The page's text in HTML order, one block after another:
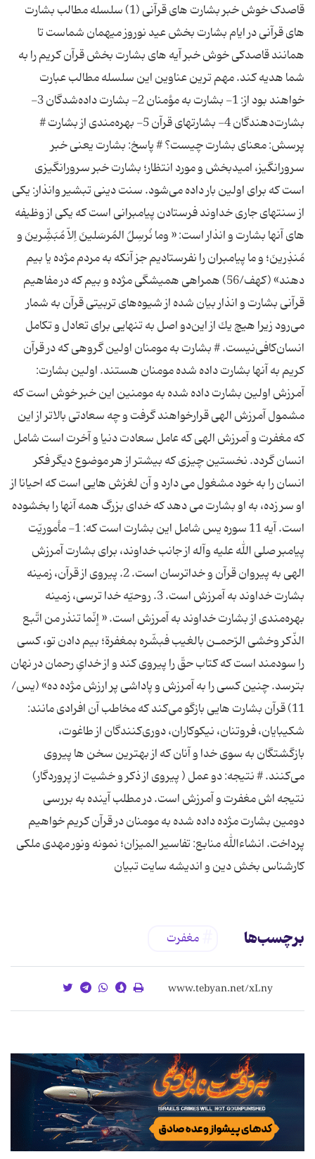
قاصدک خوش خبر بشارت های قرآنی (1) سلسله مطالب بشارت
های قرآنی در ایام بشارت بخش عید نوروز میهمان شماست تا
همانند قاصدکی خوش خبر آیه های بشارت بخش قرآن کریم را به
شما هدیه کند. مهم ترین عناوین این سلسله مطالب عبارت
خواهند بود از: 1- بشارت به مؤمنان 2- بشارت داده‌شدگان 3-
بشارت‌دهندگان 4- بشارتهاى قرآن 5- بهره‌مندى از بشارت #
پرسش: معنای بشارت چیست؟ # پاسخ: بشارت یعنی خبر
سرورانگیز، امیدبخش و مورد انتظار؛ بشارت خبر سرورانگیزى
است كه براى اولین بار داده مى‌شود. سنت دینى تبشیر وانذار: یكى
از سنتهاى جارى خداوند فرستادن پیامبرانى است كه یکی از وظیفه
های آنها بشارت و انذار است: « و‌ما ‌نُرسِلُ المُرسَلینَ اِلاّ مُبَشِّرینَ و
مُنذِرینَ؛ و ما پیامبران را نفرستادیم جز آنکه به مردم مژده یا بیم
دهند» (كهف/56) همراهى همیشگى مژده و بیم كه در مفاهیم
قرآنى بشارت و انذار بیان شده از شیوه‌هاى تربیتى قرآن به شمار
مى‌رود زیرا هیچ یك از این‌دو اصل به تنهایى براى تعادل و تكامل
انسان‌كافى‌نیست. # بشارت به مومنان اولین گروهی که در قرآن
کریم به آنها بشارت داده شده مومنان هستند. اولین بشارت:
آمرزش اولین بشارت داده شده به مومنین این خبر خوش است که
مشمول آمرزش الهی قرارخواهند گرفت و چه سعادتی بالاتر از این
که مغفرت و آمرزش الهی که عامل سعادت دنیا و آخرت است شامل
انسان گردد. نخستین چیزى كه بیشتر از هر موضوع دیگر فكر
انسان را به خود مشغول می دارد و آن لغزش هایى است كه احیانا از
او سر زده، به او بشارت می دهد كه خداى بزرگ همه آنها را بخشوده
است. آیه 11 سوره یس شامل این بشارت است که: 1- مأموریّت
پیامبر صلى الله علیه وآله از جانب خداوند، براى بشارت آمرزش
الهى به پیروان قرآن و خداترسان است. 2. پیروى از قرآن، زمینه
بشارت خداوند به آمرزش است. 3. روحیّه خدا ترسى، زمینه
بهره‌مندى از بشارت خداوند به آمرزش است. « إنّما تنذر من اتّبع
الذّكر وخشى الرّحمـن بالغیب فبشّره بمغفرة؛ بیم دادن تو، كسى
را سودمند است كه كتاب حقّ را پیروى كند و از خداىِ‏ رحمان در نهان
11) قرآن بشارت هایى بازگو مى‌كند كه مخاطب آن افرادى مانند:
شكیبایان، فروتنان، نیكوكاران، دورى‌كنندگان از طاغوت،
بازگشتگان به سوى خدا و آنان كه از بهترین سخن ها پیروى
مى‌كنند. # نتیجه: دو عمل ( پیروى از ذكر و خشیت از پروردگار)
نتیجه اش مغفرت و آمرزش است. در مطلب آینده به بررسی
دومین بشارت مژده داده شده به مومنان در قرآن کریم خواهیم
پرداخت. انشاءالله منابع: تفاسیر المیزان؛ نمونه ونور مهدی ملکی
کارشناس بخش دین و اندیشه سایت تبیان
برچسب‌ها مغفرت